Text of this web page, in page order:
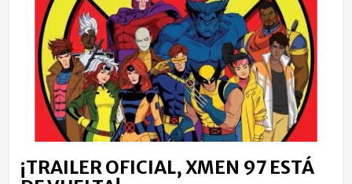
¡TRAILER OFICIAL, XMEN 97 ESTÁ